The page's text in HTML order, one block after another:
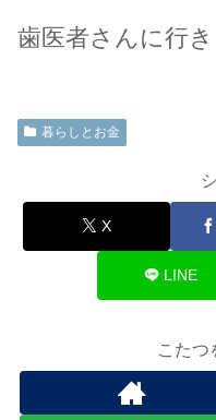
歯医者さんに行き
暮らしとお金
X
LINE
こたつ